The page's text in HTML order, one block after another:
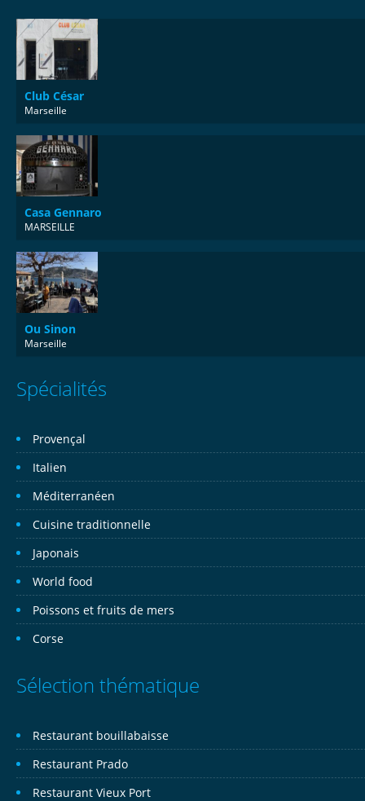
Club César
Marseille
Casa Gennaro
MARSEILLE
Ou Sinon
Marseille
Spécialités
Provençal
Italien
Méditerranéen
Cuisine traditionnelle
Japonais
World food
Poissons et fruits de mers
Corse
Sélection thématique
Restaurant bouillabaisse
Restaurant Prado
Restaurant Vieux Port